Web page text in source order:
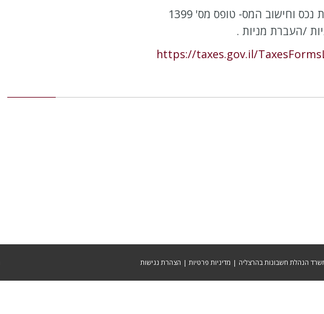
וחישוב המס- טופס מס' 1399
/העברת מניות .
https://taxes.gov.il/
מדיניות פרטיות | הצהרת נגישות